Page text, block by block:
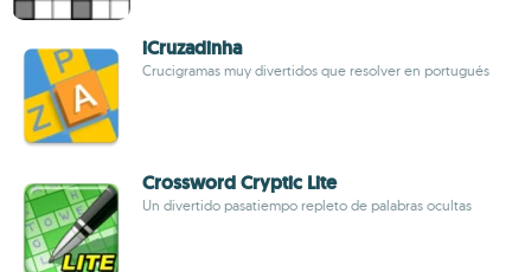
iCruzadinha
Crucigramas muy divertidos que resolver en portugués
Crossword Cryptic Lite
Un divertido pasatiempo repleto de palabras ocultas